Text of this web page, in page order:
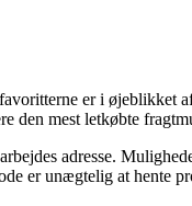
er i øjeblikket
den mest letkøbte
adresse.
er unægtelig at hente